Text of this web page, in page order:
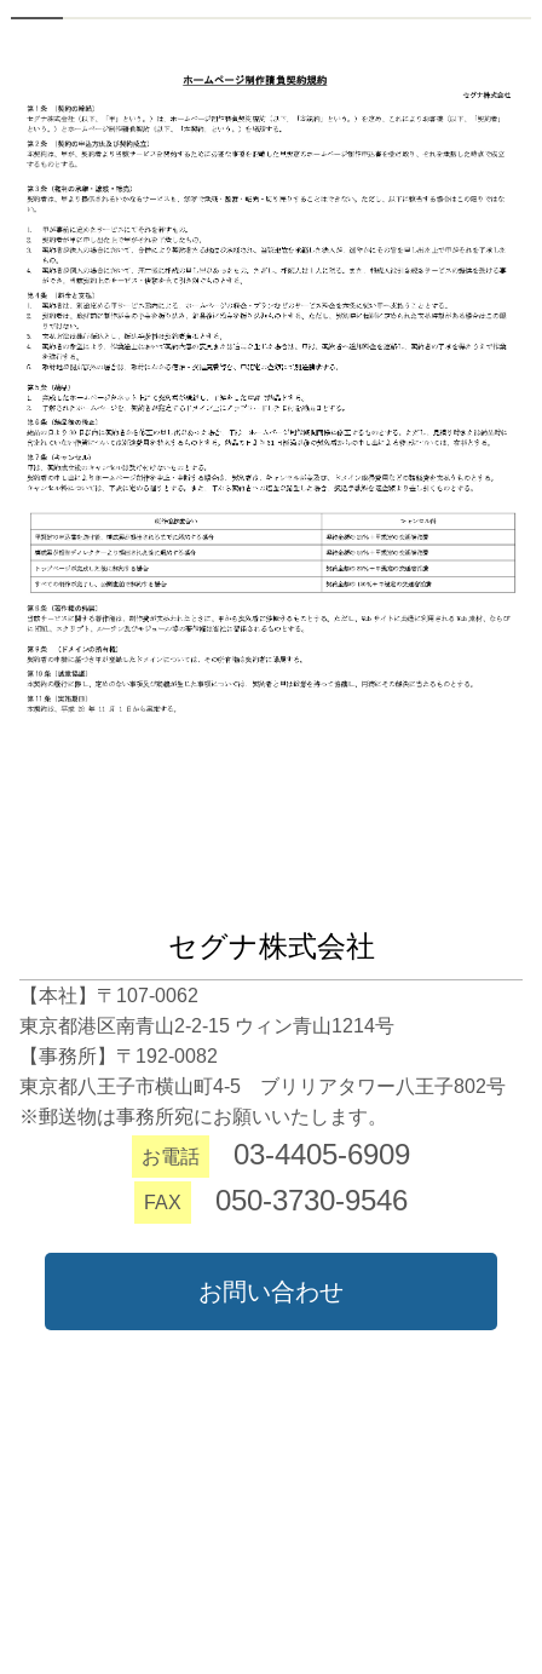
セグナ株式会社
【本社】〒107-0062
東京都港区南青山2-2-15 ウィン青山1214号
【事務所】〒192-0082
東京都八王子市横山町4-5 ブリリアタワー八王子802号
※郵送物は事務所宛にお願いいたします。
お電話
03-4405-6909
FAX 050-3730-9546
お問い合わせ